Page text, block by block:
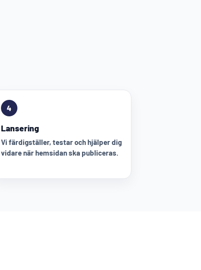
4
Lansering
Vi färdigställer, testar och hjälper dig
vidare när hemsidan ska publiceras.